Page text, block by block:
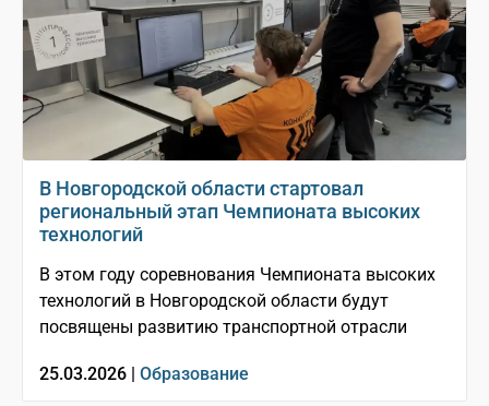
В Новгородской области стартовал
региональный этап Чемпионата высоких
технологий
В этом году соревнования Чемпионата высоких
технологий в Новгородской области будут
посвящены развитию транспортной отрасли
25.03.2026 | Образование